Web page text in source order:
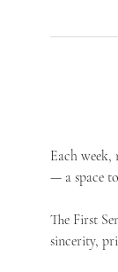
Each week,
— a space
The First
sincerity,